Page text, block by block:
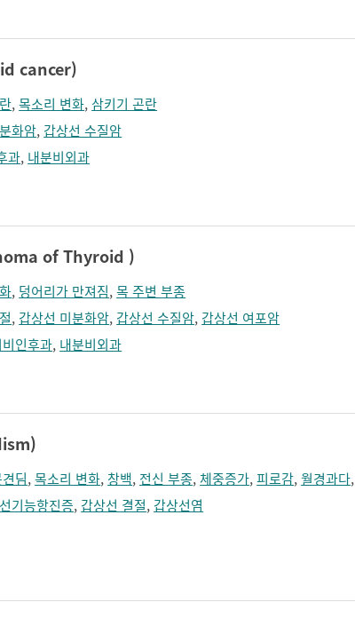
cancer)
,목소리 변화, 삼키기 곤란
화암, 갑상선 수질암
과, 내분비외과
of Thyroid )
, 덩어리가 만져짐,목 주변 부종
, 갑상선 미분화암, 갑상선 수질암, 갑상선 여포암
비인후과, 내분비외과
딤,목소리 변화, 창백, 전신 부종,체중증가,피로감,월경과다,
기능항진증, 갑상선 결절, 갑상선염